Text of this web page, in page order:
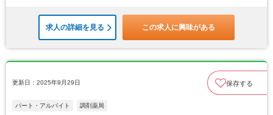
求人の詳細を見る この求人に興味がある
更新日：2025年9月29日 保存する
パート・アルバイト 調剤薬局